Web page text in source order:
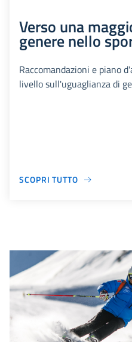
Verso una
genere nello
Raccomandazioni e piano
livello sull'uguaglianza di
SCOPRI TUTTO